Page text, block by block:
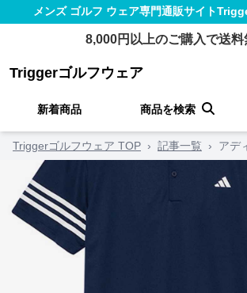
メンズ ゴルフ ウェア専門通販サイト
8,000円以上のご購入で送料
Triggerゴルフウェア
新着商品 商品を検索
Triggerゴルフウェア TOP › 記事一覧 › アデ